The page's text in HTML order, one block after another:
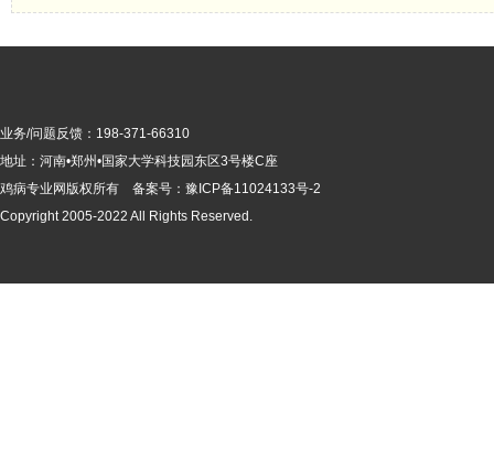
业务/问题反馈：198-371-66310
地址：河南•郑州•国家大学科技园东区3号楼C座
鸡病专业网版权所有 备案号： 豫ICP备11024133号-2
Copyright 2005-2022 All Rights Reserved.